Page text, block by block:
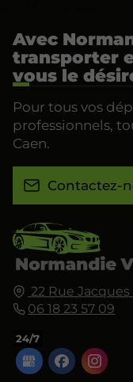
22 Rue Jacques
06 18 23 57 09
24/7
Avec
transporter
vous le
Pour tous vos
professionnels,
Caen.
Contactez-